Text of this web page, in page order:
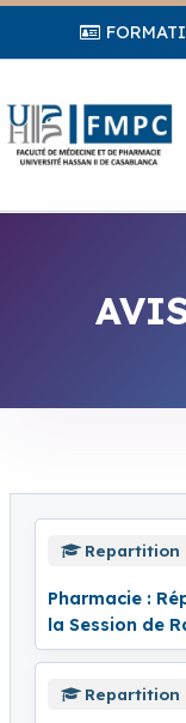
Repartition
Pharmacie :
la Session de
Repartition